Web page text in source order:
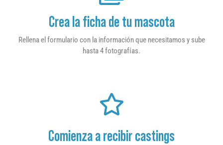
Crea la ficha de tu mascota
Rellena el formulario con la información que necesitamos y sube
hasta 4 fotografías.
Comienza a recibir castings